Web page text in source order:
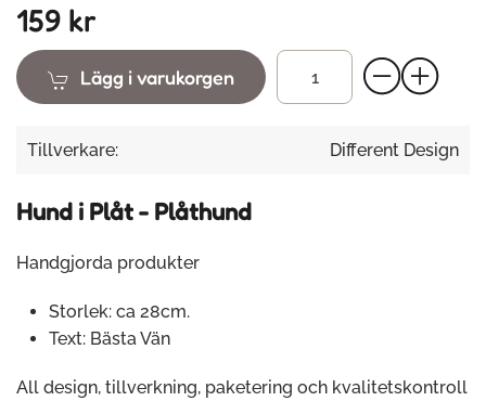
159 kr
Lägg i varukorgen
Tillverkare: Different Design
Hund i Plåt - Plåthund
Handgjorda produkter
Storlek: ca 28cm.
Text: Bästa Vän
All design, tillverkning, paketering och kvalitetskontroll